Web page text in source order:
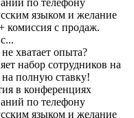
языком и желание
комиссия с продаж.
хватает опыта?
набор сотрудников на
полную ставку!
в конференциях
по телефону
языком и желание